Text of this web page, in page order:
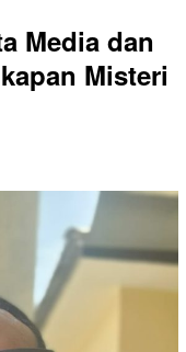
Media dan
Misteri